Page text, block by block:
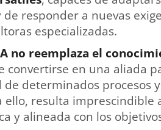
responder a nuevas
especializadas.
no reemplaza el
convertirse en una aliada
determinados procesos
ello, resulta imprescindible
y alineada con los